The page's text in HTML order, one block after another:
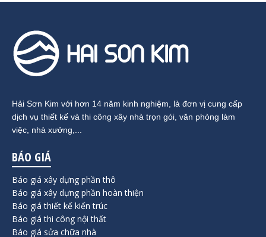
Hải Sơn Kim với hơn 14 năm kinh nghiệm, là đơn vị cung cấp
dịch vụ thiết kế và thi công xây nhà trọn gói, văn phòng làm
việc, nhà xưởng,...
BÁO GIÁ
Báo giá xây dựng phần thô
Báo giá xây dựng phần hoàn thiện
Báo giá thiết kế kiến trúc
Báo giá thi công nội thất
Báo giá sửa chữa nhà